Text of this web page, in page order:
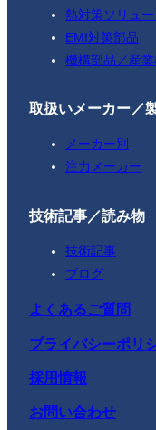
熱対策ソリュ
EMI対策部品
機構部品／産
取扱いメーカー／
メーカー別
注力メーカー
技術記事／読み物
技術記事
ブログ
よくあるご質問
プライバシーポリ
採用情報
お問い合わせ